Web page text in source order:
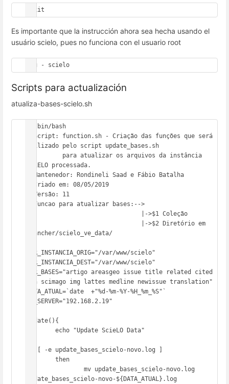
$exit
Es importante que la instrucción ahora sea hecha usando el
usuário scielo, pues no funciona con el usuario root
#su - scielo
Scripts para actualización
atualiza-bases-scielo.sh
#!/bin/bash
# Script: function.sh - Criação das funções que será
utilizado pelo script update_bases.sh
#         para atualizar os arquivos da instância
SciELO processada.
# Mantenedor: Rondineli Saad e Fábio Batalha
# Criado em: 08/05/2019
# Versão: 11
# Funcao para atualizar bases:-->
#                               |->$1 Coleção
#                               |->$2 Diretório em
/rancher/scielo_ve_data/
DIR_INSTANCIA_ORIG="/var/www/scielo"
DIR_INSTANCIA_DEST="/var/www/scielo"
DIR_BASES="artigo areasgeo issue title related cited
iah scimago img lattes medline newissue translation"
DATA_ATUAL=`date  +"%d-%m-%Y-%H_%m_%S"`
IP_SERVER="192.168.2.19"
update(){
if [ -e update_bases_scielo-novo.log ]
update_bases_scielo-novo-${DATA_ATUAL}.log